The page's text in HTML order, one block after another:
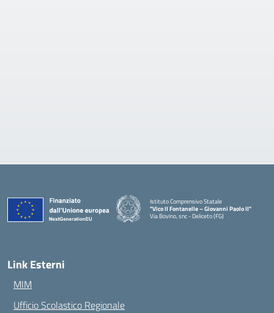
Istituto Comprensivo Statale
"Vico II Fontanelle – Giovanni Paolo II"
Via Bovino, snc - Deliceto (FG)
Link Esterni
MIM
Ufficio Scolastico Regionale